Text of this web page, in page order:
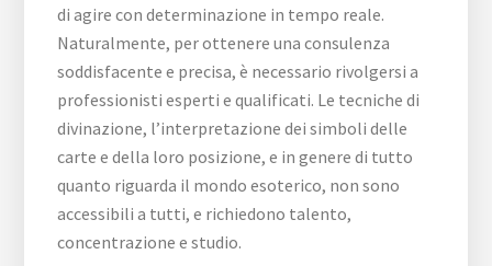
di agire con determinazione in tempo reale.
Naturalmente, per ottenere una consulenza
soddisfacente e precisa, è necessario rivolgersi a
professionisti esperti e qualificati. Le tecniche di
divinazione, l’interpretazione dei simboli delle
carte e della loro posizione, e in genere di tutto
quanto riguarda il mondo esoterico, non sono
accessibili a tutti, e richiedono talento,
concentrazione e studio.